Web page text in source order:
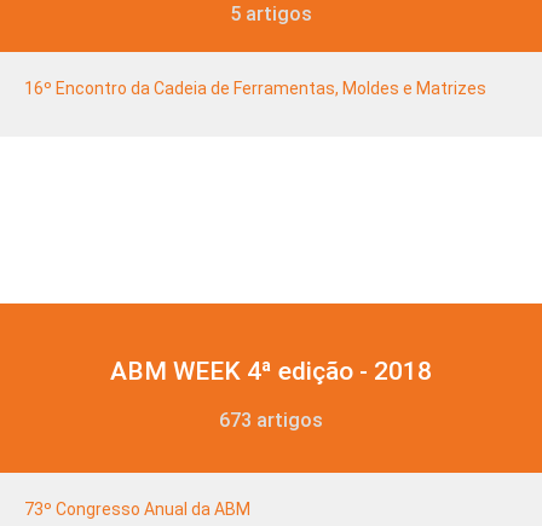
5 artigos
16º Encontro da Cadeia de Ferramentas, Moldes e Matrizes
ABM WEEK 4ª edição - 2018
673 artigos
73º Congresso Anual da ABM